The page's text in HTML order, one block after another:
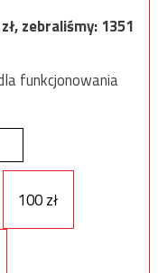
zł, zebraliśmy:1351
funkcjonowania
100 zł